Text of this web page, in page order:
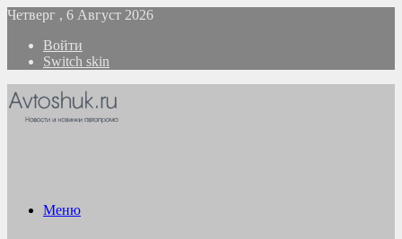
Четверг , 6 Август 2026
Войти
Switch skin
Меню